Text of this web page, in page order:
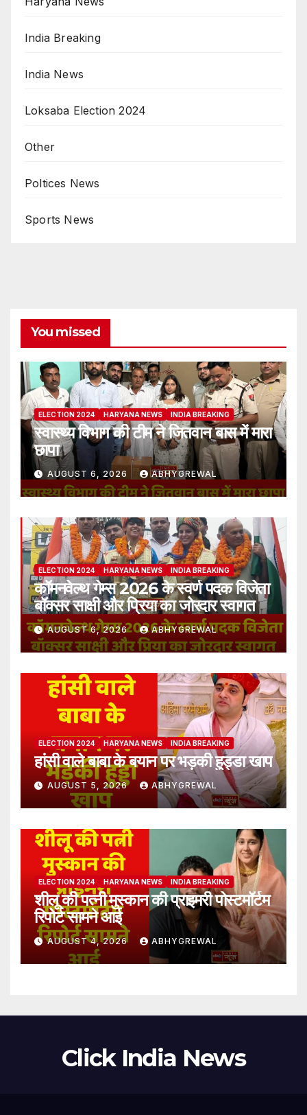
India Breaking
India News
Loksaba Election 2024
Other
Poltices News
Sports News
You missed
ELECTION 2024 HARYANA NEWS INDIA BREAKING
स्वास्थ्य विभाग की टीम ने जितवान बास में मारा
छापा
AUGUST 6, 2026 ABHYGREWAL
ELECTION 2024 HARYANA NEWS INDIA BREAKING
कॉमनवेल्थ गेम्स 2026 के स्वर्ण पदक विजेता
बॉक्सर साक्षी और प्रिया का जोरदार स्वागत
AUGUST 6, 2026 ABHYGREWAL
ELECTION 2024 HARYANA NEWS INDIA BREAKING
हांसी वाले बाबा के बयान पर भड़की हुड्डा खाप
AUGUST 5, 2026 ABHYGREWAL
ELECTION 2024 HARYANA NEWS INDIA BREAKING
शीलू की पत्नी मुस्कान की प्राइमरी पोस्टमॉर्टम
रिपोर्ट सामने आई
AUGUST 4, 2026 ABHYGREWAL
Click India News